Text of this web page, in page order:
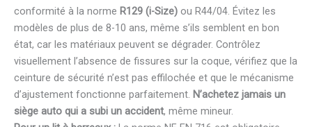
conformité à la norme R129 (i-Size) ou R44/04. Évitez les
modèles de plus de 8-10 ans, même s’ils semblent en bon
état, car les matériaux peuvent se dégrader. Contrôlez
visuellement l’absence de fissures sur la coque, vérifiez que la
ceinture de sécurité n’est pas effilochée et que le mécanisme
d’ajustement fonctionne parfaitement. N’achetez jamais un
siège auto qui a subi un accident, même mineur.